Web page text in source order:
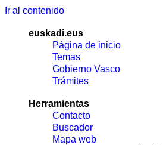
Ir al contenido
euskadi.eus
Página de inicio
Temas
Gobierno Vasco
Trámites
Herramientas
Contacto
Buscador
Mapa web